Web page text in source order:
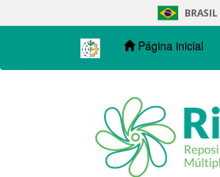
navigation
BRASIL
Página inicial